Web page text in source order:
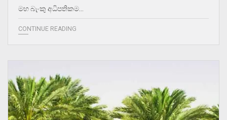
මහ බැංකු අධිපතිකම…
CONTINUE READING